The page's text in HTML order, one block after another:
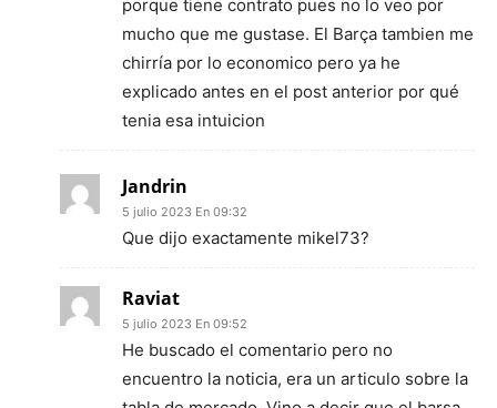
porque tiene contrato pues no lo veo por
mucho que me gustase. El Barça tambien me
chirría por lo economico pero ya he
explicado antes en el post anterior por qué
tenia esa intuicion
Jandrin
5 julio 2023 En 09:32
Que dijo exactamente mikel73?
Raviat
5 julio 2023 En 09:52
He buscado el comentario pero no
encuentro la noticia, era un articulo sobre la